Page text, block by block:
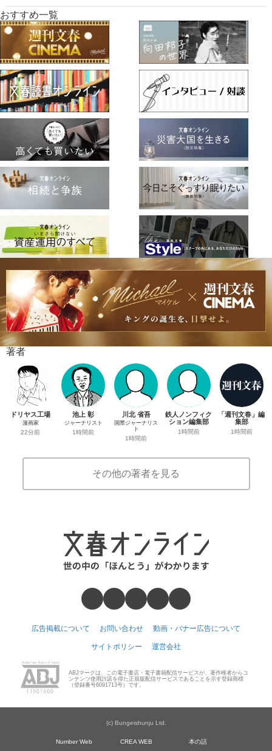
おすすめ一覧
著者
ドリヤス工場
漫画家
22分前
池上 彰
ジャーナリスト
1時間前
川北 省吾
国際ジャーナリス
ト
1時間前
鉄人ノンフィク
ション編集部
1時間前
「週刊文春」編
集部
1時間前
その他の著者を見る
広告掲載について お問い合わせ 動画・バナー広告について
サイトポリシー 運営会社
ABJマークは、この電子書店・電子書籍配信サービスが、著作権者からコ
ンテンツ使用許諾を得た正規版配信サービスであることを示す登録商標
（登録番号6091713号）です。
(c) Bungeishunju Ltd.
Number Web CREA WEB 本の話